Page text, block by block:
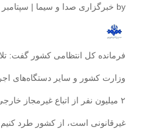
by خبرگزاری صدا و سیما | سپتامبر 10, 2024 8:52 ب.ظ
فرمانده کل انتظامی کشور گفت:
وزارت کشور و سایر دستگاه‌های
۲ میلیون نفر از اتباع غیرمجاز
غیرقانونی است، از کشور طرد کنیم.